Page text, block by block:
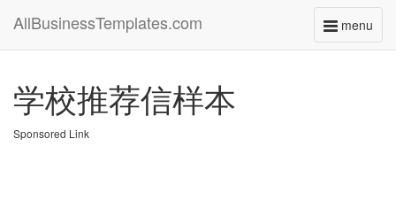
menu
Toggle
AllBusinessTemplates.com
学校推荐信样本
Sponsored Link